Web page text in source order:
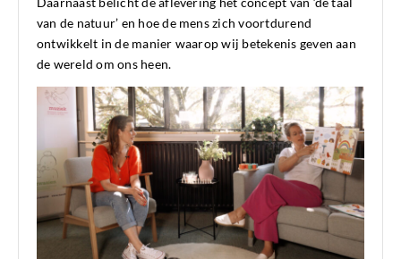
van de natuur’ en hoe de mens zich voortdurend
ontwikkelt in de manier waarop wij betekenis geven aan
de wereld om ons heen.